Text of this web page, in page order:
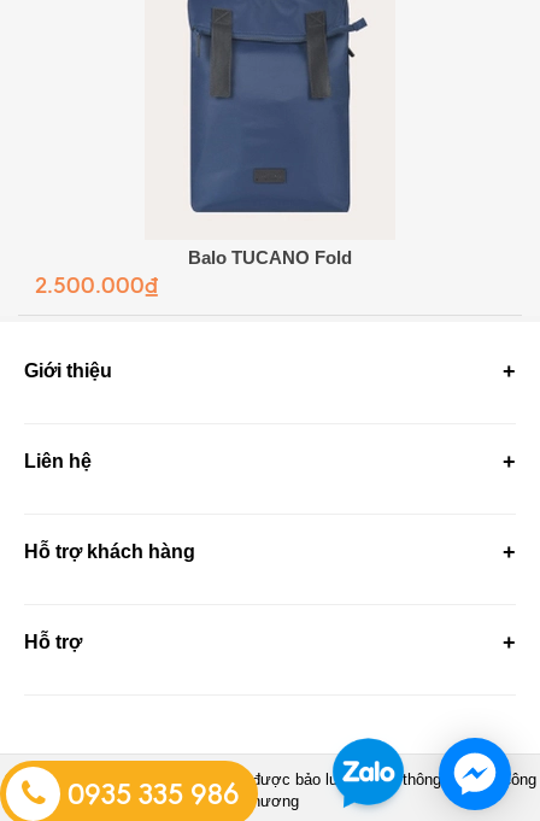
Balo TUCANO Fold
2.500.000₫
Giới thiệu
Liên hệ
Hỗ trợ khách hàng
Hỗ trợ
© 2025 SENCO. Tất cả các quyền được bảo lưu. — Đã thông báo Bộ Công
Thương
0935 335 986